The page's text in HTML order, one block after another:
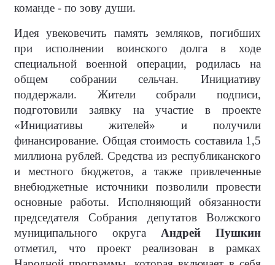
команде - по зову души.
Идея увековечить память земляков, погибших
при исполнении воинского долга в ходе
специальной военной операции, родилась на
общем собрании сельчан. Инициативу
поддержали. Жители собрали подписи,
подготовили заявку на участие в проекте
«Инициативы жителей» и получили
финансирование. Общая стоимость составила 1,5
миллиона рублей. Средства из республиканского
и местного бюджетов, а также привлеченные
внебюджетные источники позволили провести
основные работы. Исполняющий обязанности
председателя Собрания депутатов Волжского
муниципального округа Андрей Пушкин
отметил, что проект реализован в рамках